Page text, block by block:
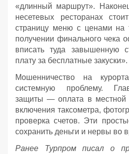
«длинный маршрут».
несетевых ресторанах
страницу меню с ценами на
получении финального чека
вписать туда завышенную
плату за бесплатные закуски».
Мошенничество на
системную проблему.
защиты — оплата в местной
включения таксометра,
проверка счетов. Эти
сохранить деньги и нервы во
Ранее Турпром писал о